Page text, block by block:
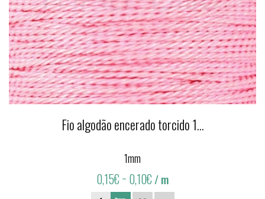
Fio algodão encerado torcido 1...
1mm
0,15€~ 0,10€/ m